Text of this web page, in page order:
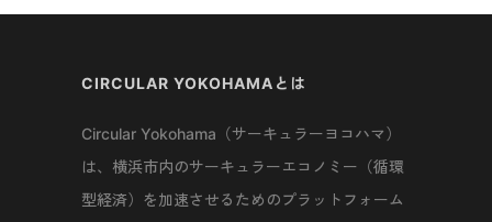
CIRCULAR YOKOHAMAとは
Circular Yokohama（サーキュラーヨコハマ）
は、横浜市内のサーキュラーエコノミー（循環
型経済）を加速させるためのプラットフォーム